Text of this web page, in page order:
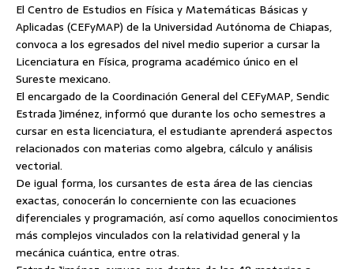
El Centro de Estudios en Física y Matemáticas Básicas y
Aplicadas (CEFyMAP) de la Universidad Autónoma de Chiapas,
convoca a los egresados del nivel medio superior a cursar la
Licenciatura en Física, programa académico único en el
Sureste mexicano.
El encargado de la Coordinación General del CEFyMAP, Sendic
Estrada Jiménez, informó que durante los ocho semestres a
cursar en esta licenciatura, el estudiante aprenderá aspectos
relacionados con materias como algebra, cálculo y análisis
vectorial.
De igual forma, los cursantes de esta área de las ciencias
exactas, conocerán lo concerniente con las ecuaciones
diferenciales y programación, así como aquellos conocimientos
más complejos vinculados con la relatividad general y la
mecánica cuántica, entre otras.